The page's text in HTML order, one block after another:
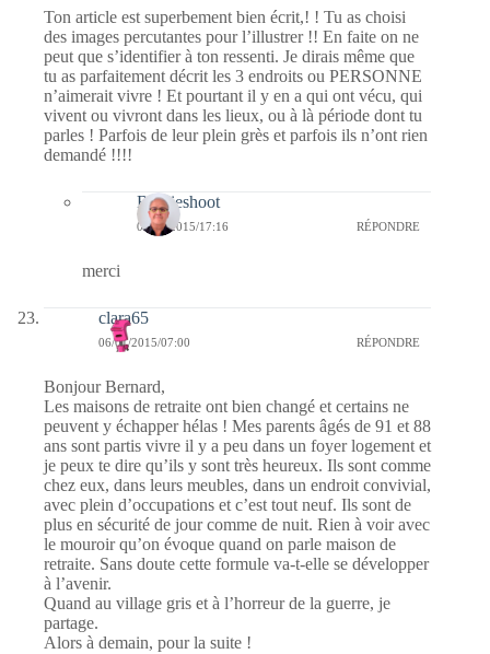
Ton article est superbement bien écrit,! ! Tu as choisi
des images percutantes pour l’illustrer !! En faite on ne
peut que s’identifier à ton ressenti. Je dirais même que
tu as parfaitement décrit les 3 endroits ou PERSONNE
n’aimerait vivre ! Et pourtant il y en a qui ont vécu, qui
vivent ou vivront dans les lieux, ou à là période dont tu
parles ! Parfois de leur plein grès et parfois ils n’ont rien
demandé !!!!
Bernieshoot
08/01/2015/17:16 RÉPONDRE
merci
clara65
06/01/2015/07:00 RÉPONDRE
Bonjour Bernard,
Les maisons de retraite ont bien changé et certains ne
peuvent y échapper hélas ! Mes parents âgés de 91 et 88
ans sont partis vivre il y a peu dans un foyer logement et
je peux te dire qu’ils y sont très heureux. Ils sont comme
chez eux, dans leurs meubles, dans un endroit convivial,
avec plein d’occupations et c’est tout neuf. Ils sont de
plus en sécurité de jour comme de nuit. Rien à voir avec
le mouroir qu’on évoque quand on parle maison de
retraite. Sans doute cette formule va-t-elle se développer
à l’avenir.
Quand au village gris et à l’horreur de la guerre, je
partage.
Alors à demain, pour la suite !